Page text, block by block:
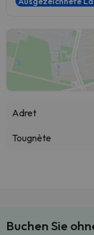
Adret
Tougnète
Buchen Sie